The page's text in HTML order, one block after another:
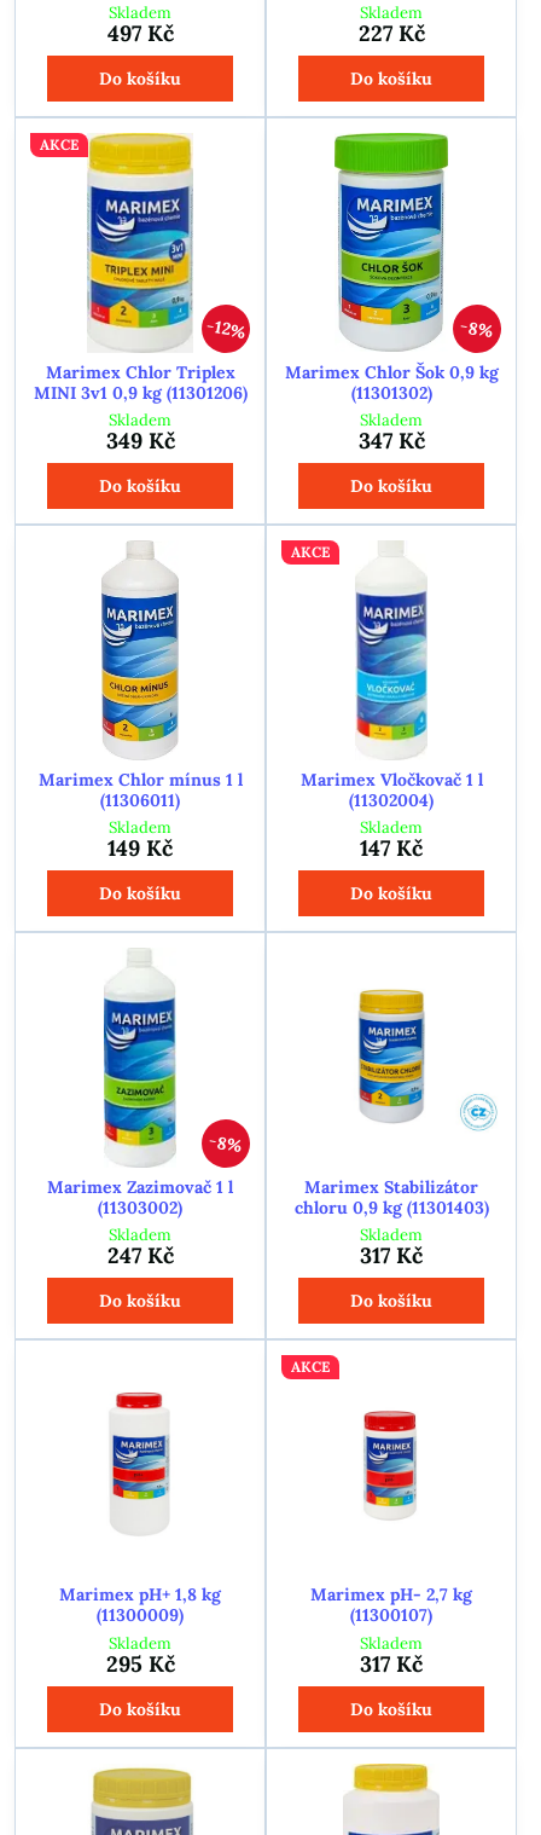
Skladem
497 Kč
Do košíku
Skladem
227 Kč
Do košíku
12%
AKCE
Marimex Chlor Triplex
MINI 3v1 0,9 kg (11301206)
Skladem
349 Kč
Do košíku
8%
Marimex Chlor Šok 0,9 kg
(11301302)
Skladem
347 Kč
Do košíku
Marimex Chlor mínus 1 l
(11306011)
Skladem
149 Kč
Do košíku
AKCE
Marimex Vločkovač 1 l
(11302004)
Skladem
147 Kč
Do košíku
8%
Marimex Zazimovač 1 l
(11303002)
Skladem
247 Kč
Do košíku
Marimex Stabilizátor
chloru 0,9 kg (11301403)
Skladem
317 Kč
Do košíku
Marimex pH+ 1,8 kg
(11300009)
Skladem
295 Kč
Do košíku
AKCE
Marimex pH- 2,7 kg
(11300107)
Skladem
317 Kč
Do košíku